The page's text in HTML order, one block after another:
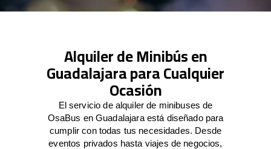
Alquiler de Minibús en
Guadalajara para Cualquier
Ocasión
El servicio de alquiler de minibuses de
OsaBus en Guadalajara está diseñado para
cumplir con todas tus necesidades. Desde
eventos privados hasta viajes de negocios,